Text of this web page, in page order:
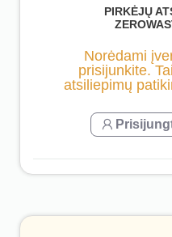
PIRKĖJŲ
Norėdami
prisijunkite.
atsiliepimų